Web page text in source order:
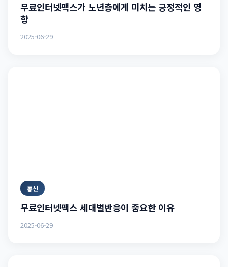
무료인터넷팩스가 노년층에게 미치는 긍정적인 영
향
2025-06-29
통신
무료인터넷팩스 세대별반응이 중요한 이유
2025-06-29